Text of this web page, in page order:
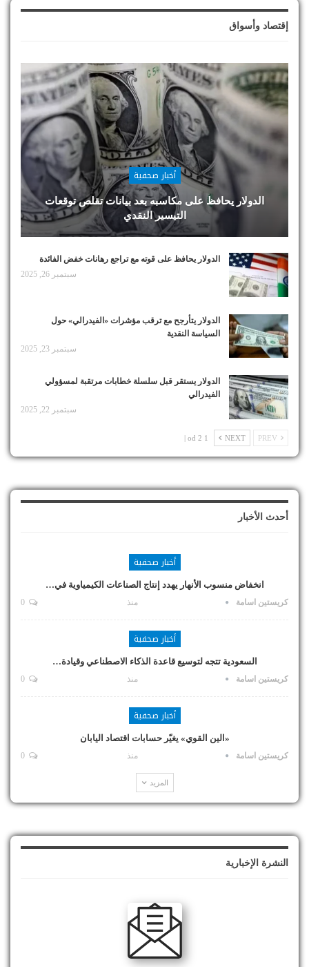
إقتصاد وأسواق
أخبار صحفية
الدولار يحافظ على مكاسبه بعد بيانات تقلص توقعات
التيسير النقدي
الدولار يحافظ على قوته مع تراجع رهانات خفض الفائدة
سبتمبر 26, 2025
الدولار يتأرجح مع ترقب مؤشرات «الفيدرالي» حول
السياسة النقدية
سبتمبر 23, 2025
الدولار يستقر قبل سلسلة خطابات مرتقبة لمسؤولي
الفيدرالي
سبتمبر 22, 2025
NEXT
1 od 2 |
أحدث الأخبار
أخبار صحفية
انخفاض منسوب الأنهار يهدد إنتاج الصناعات الكيمياوية في…
كريستين اسامة منذ
أخبار صحفية
السعودية تتجه لتوسيع قاعدة الذكاء الاصطناعي وقيادة…
كريستين اسامة منذ
أخبار صحفية
«الين القوي» يغيّر حسابات اقتصاد اليابان
كريستين اسامة منذ
المزيد
النشرة الإخبارية